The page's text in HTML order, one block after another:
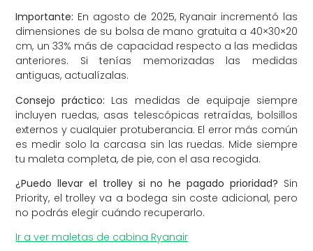
Importante: En agosto de 2025, Ryanair incrementó las
dimensiones de su bolsa de mano gratuita a 40×30×20
cm, un 33% más de capacidad respecto a las medidas
anteriores. Si tenías memorizadas las medidas
antiguas, actualízalas.
Consejo práctico: Las medidas de equipaje siempre
incluyen ruedas, asas telescópicas retraídas, bolsillos
externos y cualquier protuberancia. El error más común
es medir solo la carcasa sin las ruedas. Mide siempre
tu maleta completa, de pie, con el asa recogida.
¿Puedo llevar el trolley si no he pagado prioridad? Sin
Priority, el trolley va a bodega sin coste adicional, pero
no podrás elegir cuándo recuperarlo.
Ir a ver maletas de cabina Ryanair